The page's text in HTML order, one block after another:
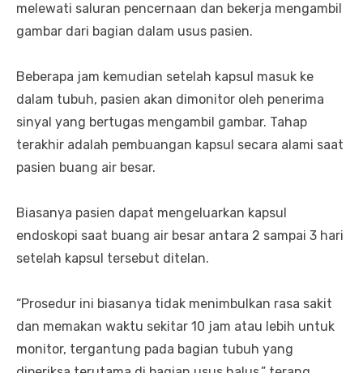
melewati saluran pencernaan dan bekerja mengambil
gambar dari bagian dalam usus pasien.
Beberapa jam kemudian setelah kapsul masuk ke
dalam tubuh, pasien akan dimonitor oleh penerima
sinyal yang bertugas mengambil gambar. Tahap
terakhir adalah pembuangan kapsul secara alami saat
pasien buang air besar.
Biasanya pasien dapat mengeluarkan kapsul
endoskopi saat buang air besar antara 2 sampai 3 hari
setelah kapsul tersebut ditelan.
“Prosedur ini biasanya tidak menimbulkan rasa sakit
dan memakan waktu sekitar 10 jam atau lebih untuk
monitor, tergantung pada bagian tubuh yang